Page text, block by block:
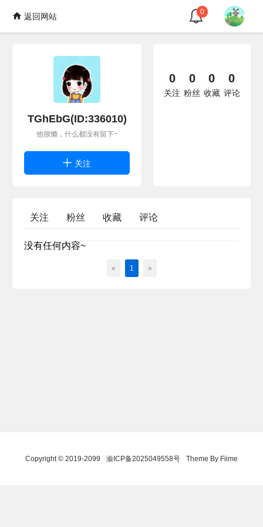
返回网站 0
TGhEbG(ID:336010)
他很懒，什么都没有留下~
关注
0
关注
0
粉丝
0
收藏
0
评论
关注 粉丝 收藏 评论
没有任何内容~
« 1 »
Copyright © 2019-2099 渝ICP备2025049558号 Theme By Fiime